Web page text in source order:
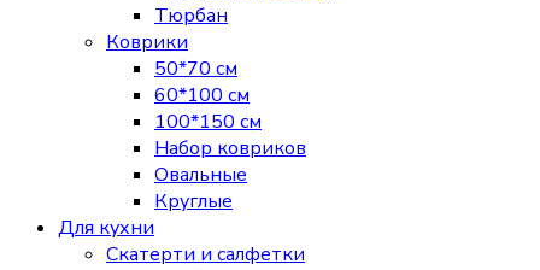
Тюрбан
Коврики
50*70 см
60*100 см
100*150 см
Набор ковриков
Овальные
Круглые
Для кухни
Скатерти и салфетки